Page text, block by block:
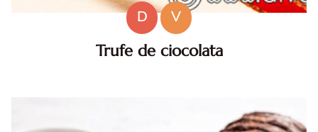
D
V
Trufe de ciocolata